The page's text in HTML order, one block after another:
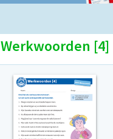
Werkwoorden [4]